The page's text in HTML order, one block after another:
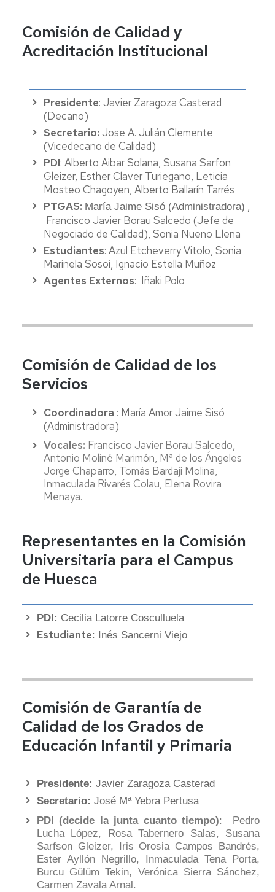
Comisión de Calidad y
Acreditación Institucional
Presidente: Javier Zaragoza Casterad
(Decano)
Secretario: Jose A. Julián Clemente
(Vicedecano de Calidad)
PDI: Alberto Aibar Solana, Susana Sarfon
Gleizer, Esther Claver Turiegano, Leticia
Mosteo Chagoyen, Alberto Ballarín Tarrés
PTGAS: María Jaime Sisó (Administradora) ,
Francisco Javier Borau Salcedo (Jefe de
Negociado de Calidad), Sonia Nueno Llena
Estudiantes: Azul Etcheverry Vitolo, Sonia
Marinela Sosoi, Ignacio Estella Muñoz
Agentes Externos: Iñaki Polo
Comisión de Calidad de los
Servicios
Coordinadora : María Amor Jaime Sisó
(Administradora)
Vocales: Francisco Javier Borau Salcedo,
Antonio Moliné Marimón, Mª de los Ángeles
Jorge Chaparro, Tomás Bardají Molina,
Inmaculada Rivarés Colau, Elena Rovira
Menaya.
Representantes en la Comisión
Universitaria para el Campus
de Huesca
PDI: Cecilia Latorre Cosculluela
Estudiante: Inés Sancerni Viejo
Comisión de Garantía de
Calidad de los Grados de
Educación Infantil y Primaria
Presidente: Javier Zaragoza Casterad
Secretario: José Mª Yebra Pertusa
PDI (decide la junta cuanto tiempo): Pedro
Lucha López, Rosa Tabernero Salas, Susana
Sarfson Gleizer, Iris Orosia Campos Bandrés,
Ester Ayllón Negrillo, Inmaculada Tena Porta,
Burcu Gülüm Tekin, Verónica Sierra Sánchez,
Carmen Zavala Arnal.